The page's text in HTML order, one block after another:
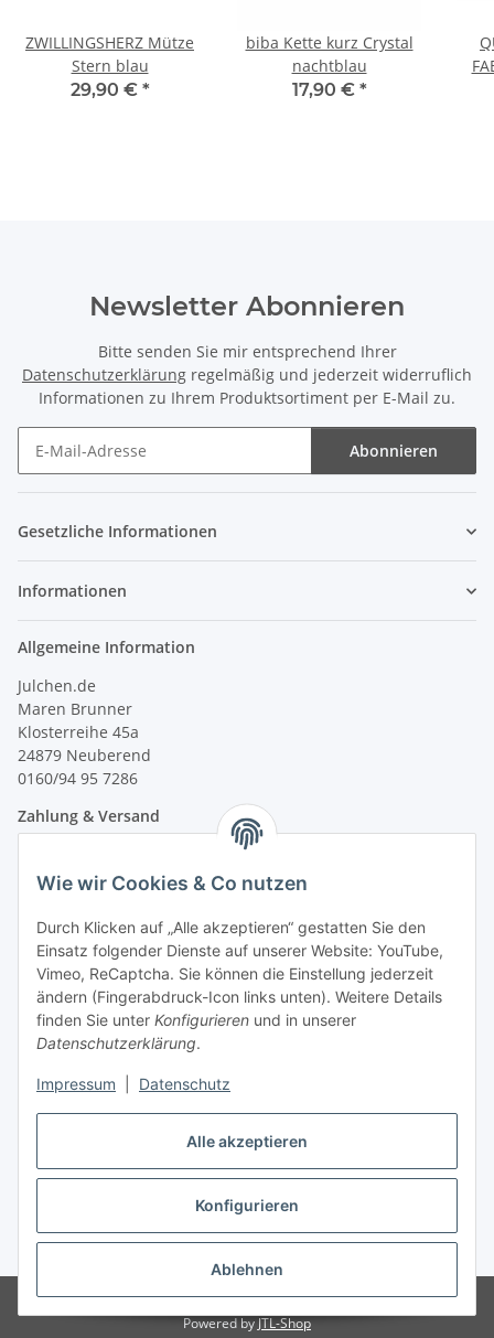
Alle akzeptieren
Konfigurieren
Ablehnen
Wie wir Cookies & Co nutzen
Durch Klicken auf „Alle akzeptieren“ gestatten Sie den
Einsatz folgender Dienste auf unserer Website: YouTube,
Vimeo, ReCaptcha. Sie können die Einstellung jederzeit
ändern (Fingerabdruck-Icon links unten). Weitere Details
finden Sie unter Konfigurieren und in unserer
Datenschutzerklärung.
Impressum Datenschutz
ZWILLINGSHERZ Mütze
Stern blau
29,90 € *
biba Kette kurz Crystal
nachtblau
17,90 € *
Newsletter Abonnieren
Bitte senden Sie mir entsprechend Ihrer
Datenschutzerklärung regelmäßig und jederzeit widerruflich
Informationen zu Ihrem Produktsortiment per E-Mail zu.
Abonnieren
Gesetzliche Informationen
Informationen
Allgemeine Information
Julchen.de
Maren Brunner
Klosterreihe 45a
24879 Neuberend
0160/94 95 7286
Zahlung & Versand
Vertrag widerrufen
* Alle Preise inkl. gesetzlicher USt., zzgl.Versand
© Maren Brunner
Powered byJTL-Shop